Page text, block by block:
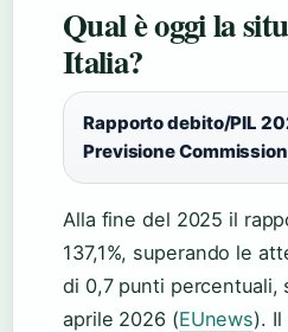
Qual è oggi la
Italia?
Rapporto debito/PIL
Previsione
Alla fine del 2025 il
137,1%, superando le
di 0,7 punti percentuali,
aprile 2026 (EUnews). Il